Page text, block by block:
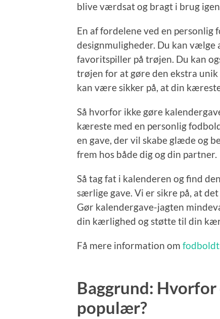
blive værdsat og bragt i brug
En af fordelene ved en
designmuligheder. Du kan
favoritspiller på trøjen. Du kan
trøjen for at gøre den ekstra
kan være sikker på, at din
Så hvorfor ikke gøre
kæreste med en personlig
en gave, der vil skabe glæde og
frem hos både dig og din partner.
Så tag fat i kalenderen og find
særlige gave. Vi er sikre på, at
Gør kalendergave-jagten
din kærlighed og støtte til din
Få mere information om
Baggrund:
populær?